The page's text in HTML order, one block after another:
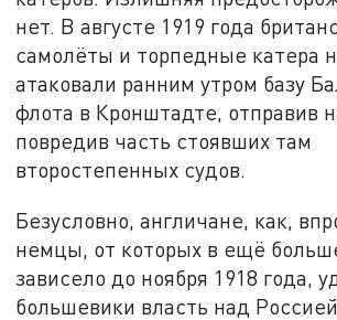
нет. В августе 1919 года
самолёты и торпедные катера
атаковали ранним утром базу
флота в Кронштадте, отправив
повредив часть стоявших там
второстепенных судов.
Безусловно, англичане, как,
немцы, от которых в ещё
зависело до ноября 1918 года,
большевики власть над